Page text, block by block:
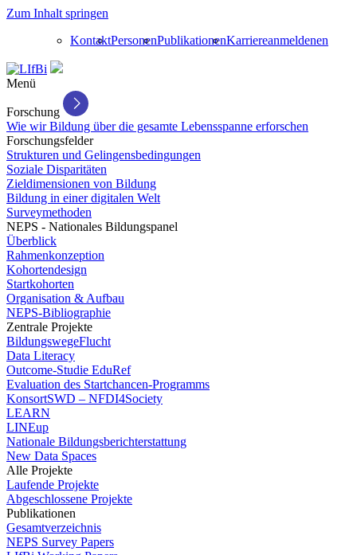
Zum Inhalt springen
KontaktPersonenPublikationenKarriereanmeldenen
Menü
Forschung
Wie wir Bildung über die gesamte Lebensspanne erforschen
Forschungsfelder
Strukturen und Gelingensbedingungen
Soziale Disparitäten
Zieldimensionen von Bildung
Bildung in einer digitalen Welt
Surveymethoden
NEPS - Nationales Bildungspanel
Überblick
Rahmenkonzeption
Kohortendesign
Startkohorten
Organisation & Aufbau
NEPS-Bibliographie
Zentrale Projekte
BildungswegeFlucht
Data Literacy
Outcome-Studie EduRef
Evaluation des Startchancen-Programms
KonsortSWD – NFDI4Society
LEARN
LINEup
Nationale Bildungsberichterstattung
New Data Spaces
Alle Projekte
Laufende Projekte
Abgeschlossene Projekte
Publikationen
Gesamtverzeichnis
NEPS Survey Papers